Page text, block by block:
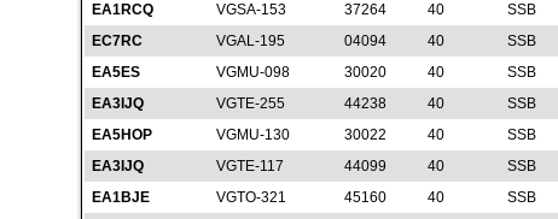
EA1RCQ
VGSA-153 37264 40 SSB
EC7RC
VGAL-195 04094 40 SSB
EA5ES
VGMU-098 30020 40 SSB
EA3IJQ
VGTE-255 44238 40 SSB
EA5HOP
VGMU-130 30022 40 SSB
EA3IJQ
VGTE-117 44099 40 SSB
EA1BJE
VGTO-321 45160 40 SSB